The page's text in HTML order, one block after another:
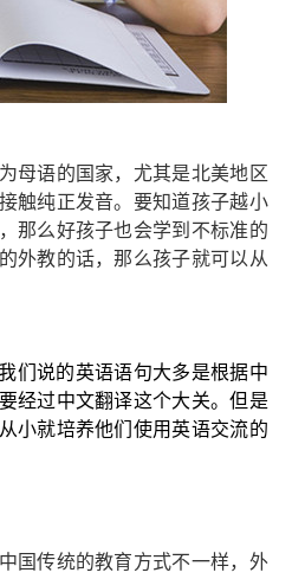
母语的国家，尤其是北美地区
触纯正发音。要知道孩子越小
那么好孩子也会学到不标准的
外教的话，那么孩子就可以从
们说的英语语句大多是根据中
经过中文翻译这个大关。但是
小就培养他们使用英语交流的
国传统的教育方式不一样，外